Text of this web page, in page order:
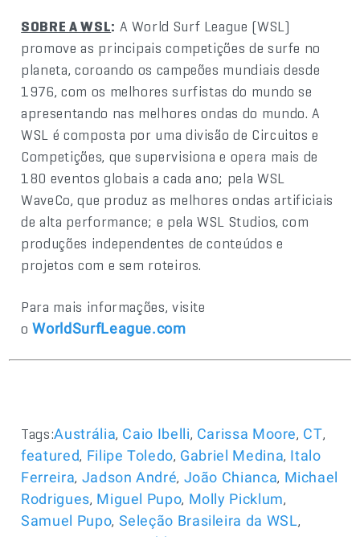
SOBRE A WSL: A World Surf League (WSL)
promove as principais competições de surfe no
planeta, coroando os campeões mundiais desde
1976, com os melhores surfistas do mundo se
apresentando nas melhores ondas do mundo. A
WSL é composta por uma divisão de Circuitos e
Competições, que supervisiona e opera mais de
180 eventos globais a cada ano; pela WSL
WaveCo, que produz as melhores ondas artificiais
de alta performance; e pela WSL Studios, com
produções independentes de conteúdos e
projetos com e sem roteiros.
Para mais informações, visite
oWorldSurfLeague.com
Tags:Austrália, Caio Ibelli, Carissa Moore, CT,
featured, Filipe Toledo, Gabriel Medina, Italo
Ferreira, Jadson André, João Chianca, Michael
Rodrigues, Miguel Pupo, Molly Picklum,
Samuel Pupo, Seleção Brasileira da WSL,